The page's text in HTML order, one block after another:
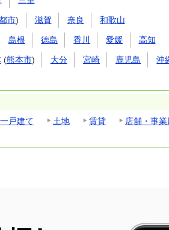
市) 滋賀 奈良 和歌山
島根 徳島 香川 愛媛 高知
(熊本市) 大分 宮崎 鹿児島 沖
戸建て 土地 賃貸
店舗・事業